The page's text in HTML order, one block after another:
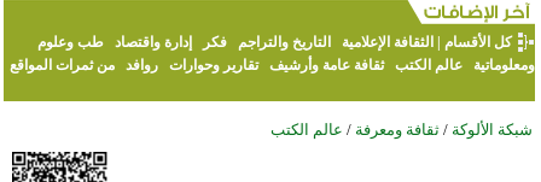
كل الأقسام الثقافة الإعلامية التاريخ والتراجم فكر إدارة واقتصاد
طب وعلوم
ومعلوماتية
عالم الكتب ثقافة عامة وأرشيف تقارير وحوارات روافد من ثمرات المواقع
شبكة الألوكة / ثقافة ومعرفة / عالم الكتب